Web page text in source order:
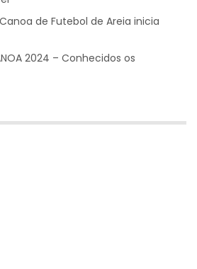
de Futebol de Areia inicia
2024 – Conhecidos os